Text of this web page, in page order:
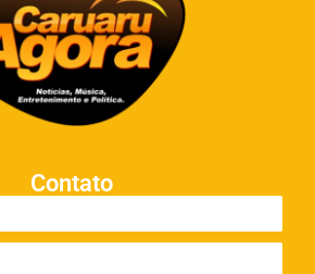
Contato